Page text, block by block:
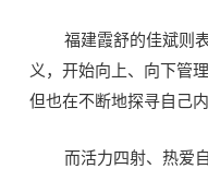
福建霞舒的佳斌则
义，开始向上、向下管
但也在不断地探寻自己内
而活力四射、热爱